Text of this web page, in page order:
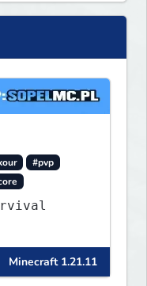
#pvp
Minecraft 1.21.11